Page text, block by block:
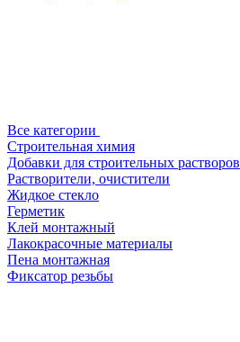
Все категории
Строительная химия
Добавки для строительных растворов
Растворители, очистители
Жидкое стекло
Герметик
Клей монтажный
Лакокрасочные материалы
Пена монтажная
Фиксатор резьбы